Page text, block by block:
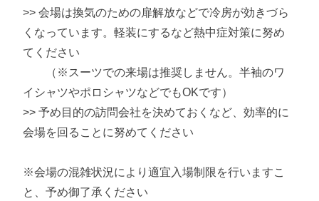
>> 会場は換気のための扉解放などで冷房が効きづら
くなっています。軽装にするなど熱中症対策に努め
てください
（※スーツでの来場は推奨しません。半袖のワ
イシャツやポロシャツなどでもOKです）
>> 予め目的の訪問会社を決めておくなど、効率的に
会場を回ることに努めてください
※会場の混雑状況により適宜入場制限を行いますこ
と、予め御了承ください